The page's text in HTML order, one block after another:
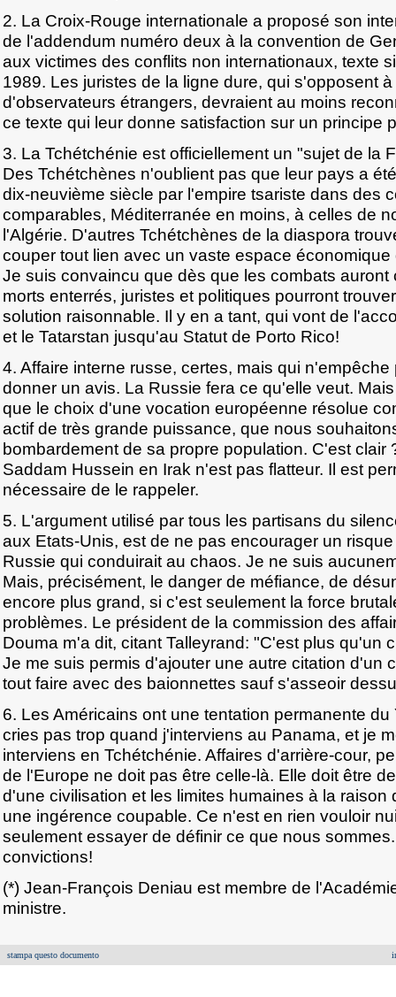
2. La Croix-Rouge internationale a proposé son
de l'addendum numéro deux à la convention de
aux victimes des conflits non internationaux, texte
1989. Les juristes de la ligne dure, qui s'opposent
d'observateurs étrangers, devraient au moins
ce texte qui leur donne satisfaction sur un principe
3. La Tchétchénie est officiellement un "sujet de la
Des Tchétchènes n'oublient pas que leur pays a
dix-neuvième siècle par l'empire tsariste dans des
comparables, Méditerranée en moins, à celles de
l'Algérie. D'autres Tchétchènes de la diaspora
couper tout lien avec un vaste espace
Je suis convaincu que dès que les combats auront
morts enterrés, juristes et politiques pourront
solution raisonnable. Il y en a tant, qui vont de
et le Tatarstan jusqu'au Statut de Porto Rico!
4. Affaire interne russe, certes, mais qui
donner un avis. La Russie fera ce qu'elle veut.
que le choix d'une vocation européenne résolue
actif de très grande puissance, que nous
bombardement de sa propre population. C'est clair
Saddam Hussein en Irak n'est pas flatteur. Il est
nécessaire de le rappeler.
5. L'argument utilisé par tous les partisans du
aux Etats-Unis, est de ne pas encourager un
Russie qui conduirait au chaos. Je ne suis
Mais, précisément, le danger de méfiance, de
encore plus grand, si c'est seulement la force
problèmes. Le président de la commission des
Douma m'a dit, citant Talleyrand: "C'est plus qu'un
Je me suis permis d'ajouter une autre citation d'un
tout faire avec des baionnettes sauf s'asseoir
6. Les Américains ont une tentation permanente du
cries pas trop quand j'interviens au Panama, et je
interviens en Tchétchénie. Affaires d'arrière-cour,
de l'Europe ne doit pas être celle-là. Elle doit être
d'une civilisation et les limites humaines à la raison
une ingérence coupable. Ce n'est en rien vouloir
seulement essayer de définir ce que nous
convictions!
(*) Jean-François Deniau est membre de
ministre.
stampa questo documento